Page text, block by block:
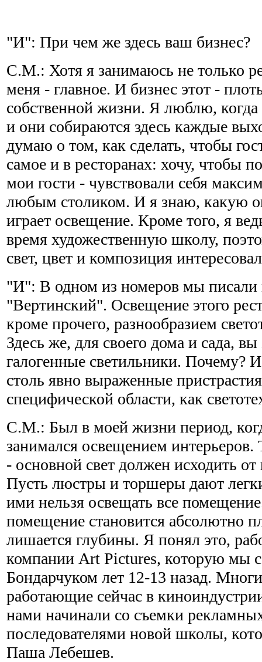
"И": При чем же здесь ваш бизнес?
С.М.: Хотя я занимаюсь не только
меня - главное. И бизнес этот -
собственной жизни. Я люблю, когда
и они собираются здесь каждые
думаю о том, как сделать, чтобы
самое и в ресторанах: хочу, чтобы
мои гости - чувствовали себя
любым столиком. И я знаю, какую
играет освещение. Кроме того, я
время художественную школу,
свет, цвет и композиция
"И": В одном из номеров мы писали
"Вертинский". Освещение этого
кроме прочего, разнообразием
Здесь же, для своего дома и сада, вы
галогенные светильники. Почему?
столь явно выраженные
специфической области, как
С.М.: Был в моей жизни период,
занимался освещением интерьеров.
- основной свет должен исходить
Пусть люстры и торшеры дают
ими нельзя освещать все
помещение становится абсолютно
лишается глубины. Я понял это,
компании Art Pictures, которую мы
Бондарчуком лет 12-13 назад.
работающие сейчас в
нами начинали со съемки
последователями новой школы,
Паша Лебешев.